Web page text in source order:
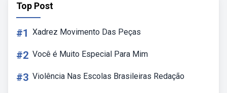
Top Post
#1 Xadrez Movimento Das Peças
#2 Você é Muito Especial Para Mim
#3 Violência Nas Escolas Brasileiras Redação